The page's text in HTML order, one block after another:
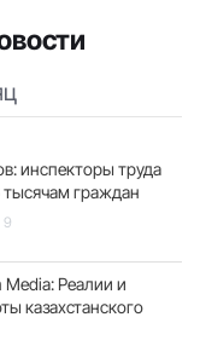
инспекторы труда
тысячам граждан
9
Реалии и
казахстанского